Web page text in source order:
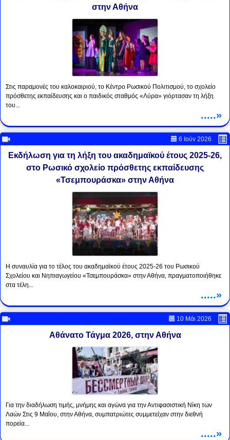
στην Αθήνα
Στις παραμονές του καλοκαιριού, το Κέντρο Ρωσικού Πολιτισμού, το σχολείο
πρόσθετης εκπαίδευσης και ο παιδικός σταθμός «Λύρα» γιόρτασαν τη λήξη
του...
.....»
6 Ιούν 2026
Εκδήλωση για τη λήξη του ακαδημαϊκού έτους 2025-26,
στο Ρωσικό σχολείο πρόσθετης εκπαίδευσης
«Τσεμπουράσκα» στην Αθήνα
Η συναυλία για το τέλος του ακαδημαϊκού έτους 2025-26 του Ρωσικού
Σχολείου και Νηπιαγωγείου «Τσεμπουράσκα» στην Αθήνα, πραγματοποιήθηκε
στα τέλη...
.....»
10 Μάι 2026
Αθάνατο Τάγμα 2026, στην Αθήνα
Για την διαδήλωση τιμής, μνήμης και αγώνα για την Αντιφασιστική Νίκη των
Λαών Στις 9 Μαΐου, στην Αθήνα, συμπατριώτες συμμετείχαν στην διεθνή
πορεία...
.....»